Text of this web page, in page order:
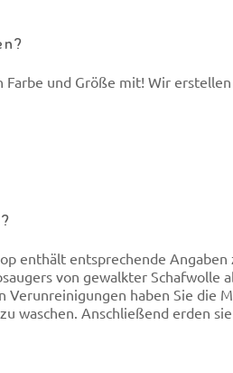
Farbe und Größe mit! Wir
enthält entsprechende
von gewalkter Schafwolle
Verunreinigungen haben Sie die
waschen. Anschließend erden